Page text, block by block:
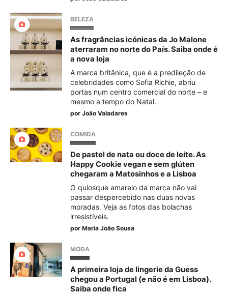
BELEZA
As fragrâncias icónicas da Jo Malone
aterraram no norte do País. Saiba onde é
a nova loja
A marca britânica, que é a predileção de
celebridades como Sofia Richie, abriu
portas num centro comercial do norte – e
mesmo a tempo do Natal.
por João Valadares
COMIDA
De pastel de nata ou doce de leite. As
Happy Cookie vegan e sem glúten
chegaram a Matosinhos e a Lisboa
O quiosque amarelo da marca não vai
passar despercebido nas duas novas
moradas. Veja as fotos das bolachas
irresistíveis.
por Maria João Sousa
MODA
A primeira loja de lingerie da Guess
chegou a Portugal (e não é em Lisboa).
Saiba onde fica